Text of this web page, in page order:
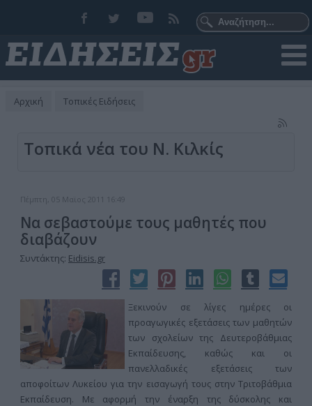
Αρχική Τοπικές Ειδήσεις
Τοπικά νέα του Ν. Κιλκίς
Πέμπτη, 05 Μαϊος 2011 16:49
Να σεβαστούμε τους μαθητές που
διαβάζουν
Συντάκτης: Eidisis.gr
Ξεκινούν σε λίγες ημέρες οι
προαγωγικές εξετάσεις των μαθητών
των σχολείων της Δευτεροβάθμιας
Εκπαίδευσης, καθώς και οι
πανελλαδικές εξετάσεις των
αποφοίτων Λυκείου για την εισαγωγή τους στην Τριτοβάθμια
Εκπαίδευση. Με αφορμή την έναρξη της δύσκολης και